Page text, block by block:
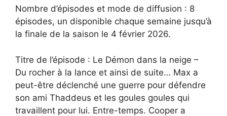
Nombre d’épisodes et mode de diffusion : 8
épisodes, un disponible chaque semaine jusqu’à
la finale de la saison le 4 février 2026.
Titre de l’épisode : Le Démon dans la neige –
Du rocher à la lance et ainsi de suite… Max a
peut-être déclenché une guerre pour défendre
son ami Thaddeus et les goules goules qui
travaillent pour lui. Entre-temps. Cooper a